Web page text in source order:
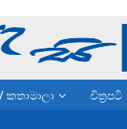
කතාමාලා චිත්‍රපටි